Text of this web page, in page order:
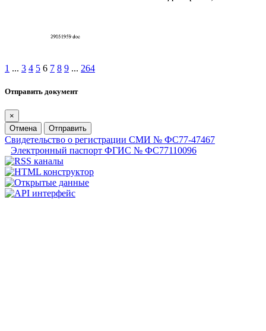
1 ... 3 4 5 6 7 8 9 ... 264
Отправить документ
×
Отмена
Отправить
Свидетельство о регистрации СМИ № ФС77-47467
Электронный паспорт ФГИС № ФС77110096